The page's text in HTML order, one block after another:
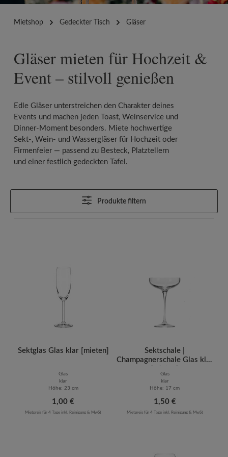
Mietshop Gedeckter Tisch Gläser
Gläser mieten für Hochzeit &
Event – stilvoll genießen
Edle Gläser unterstreichen den Charakter deines
Events und machen jeden Toast, Weinservice und
Dinner-Moment besonders. Miete hochwertige
Sekt-, Wein- und Wassergläser für Hochzeit oder
Firmenfeier — passend zu Besteck, Platztellern
und einer festlich gedeckten Tafel.
Produkte filtern
Sektglas Glas klar [mieten]
Glas
klar
Höhe: 23 cm
Regulärer Preis:
1,00 €
Mietpreis für 4 Tage inkl. Reinigung & MwSt
Sektschale |
Champagnerschale Glas klar
Glas
klar
Höhe: 17 cm
Regulärer Preis:
1,50 €
Mietpreis für 4 Tage inkl. Reinigung & MwSt